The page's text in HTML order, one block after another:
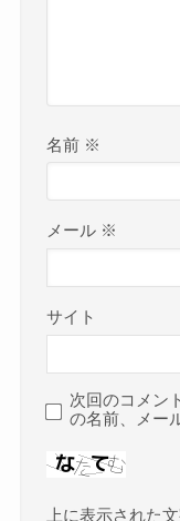
名前 ※
メール ※
サイト
次回のコメン
の名前、メー
上に表示された